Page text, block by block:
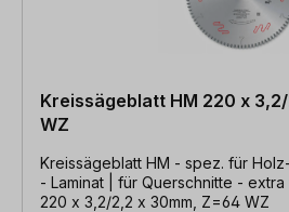
Kreissägeblatt HM 220 x
WZ
Kreissägeblatt HM - spez. für
- Laminat | für Querschnitte - extra
220 x 3,2/2,2 x 30mm, Z=64 WZ